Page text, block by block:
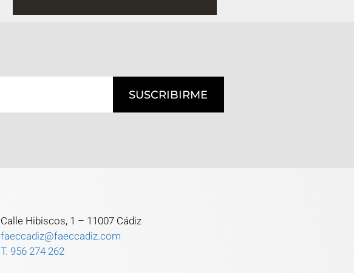
SUSCRIBIRME
Calle Hibiscos, 1 – 11007 Cádiz
faeccadiz@faeccadiz.com
T. 956 274 262